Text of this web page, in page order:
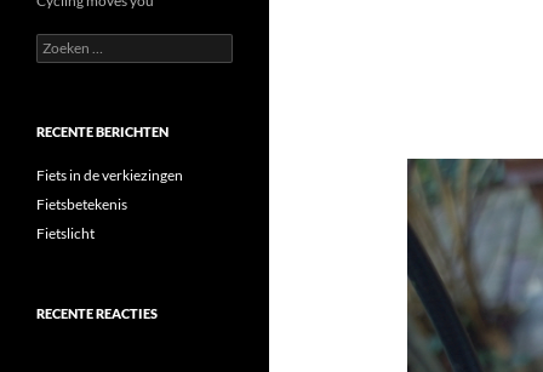
Zoeken
naar:
RECENTE BERICHTEN
Fiets in de verkiezingen
Fietsbetekenis
Fietslicht
RECENTE REACTIES